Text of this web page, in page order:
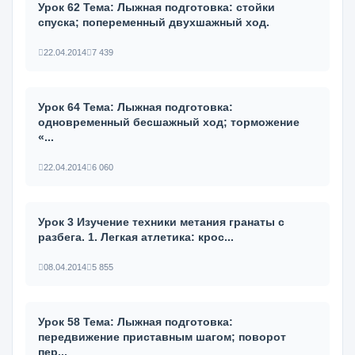
Урок 62 Тема: Лыжная подготовка: стойки
спуска; попеременный двухшаж­ный ход.
22.04.2014 7 439
Урок 64 Тема: Лыжная подготовка:
одновременный бесшажный ход; тормо­жение
«...
22.04.2014 6 060
Урок 3 Изучение техники метания гранаты с
разбега. 1. Легкая атлетика: крос...
08.04.2014 5 855
Урок 58 Тема: Лыжная подготовка:
передвижение приставным шагом; пово­рот
пер...